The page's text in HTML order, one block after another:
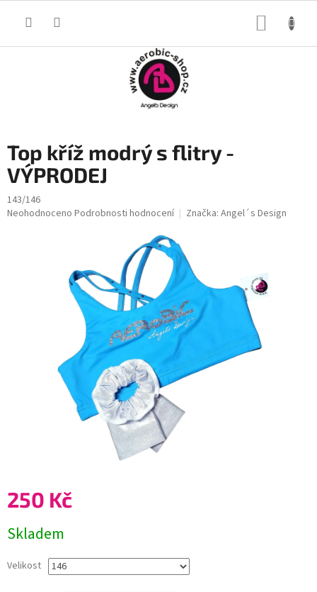
Top kříž modrý s flitry -
VÝPRODEJ
143/146
Průměrné
Neohodnoceno Podrobnosti hodnocení Značka: Angel´s Design
250 Kč
cena:
Skladem
Velikost